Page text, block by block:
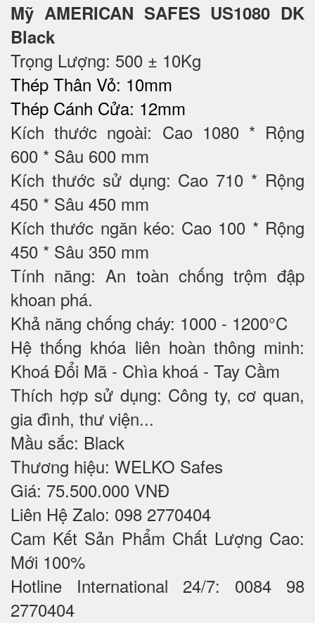
Mỹ AMERICAN SAFES US1080 DK
Black
Trọng Lượng: 500 ± 10Kg
Thép Thân Vỏ: 10mm
Thép Cánh Cửa: 12mm
Kích thước ngoài: Cao 1080 * Rộng
600 * Sâu 600 mm
Kích thước sử dụng: Cao 710 * Rộng
450 * Sâu 450 mm
Kích thước ngăn kéo: Cao 100 * Rộng
450 * Sâu 350 mm
Tính năng: An toàn chống trộm đập
khoan phá.
Khả năng chống cháy: 1000 - 1200°C
Hệ thống khóa liên hoàn thông minh:
Khoá Đổi Mã - Chìa khoá - Tay Cầm
Thích hợp sử dụng: Công ty, cơ quan,
gia đình, thư viện...
Mầu sắc: Black
Thương hiệu: WELKO Safes
Giá: 75.500.000 VNĐ
Liên Hệ Zalo: 098 2770404
Cam Kết Sản Phẩm Chất Lượng Cao:
Mới 100%
Hotline International 24/7: 0084 98
2770404